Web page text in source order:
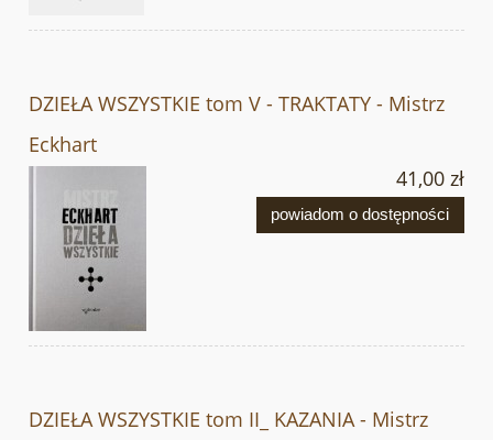
DZIEŁA WSZYSTKIE tom V - TRAKTATY - Mistrz
Eckhart
41,00 zł
powiadom o dostępności
DZIEŁA WSZYSTKIE tom II_ KAZANIA - Mistrz